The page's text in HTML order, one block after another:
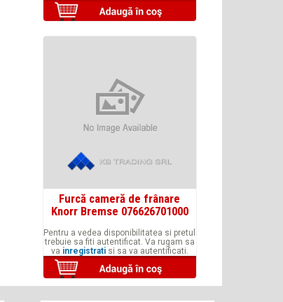
Furcă cameră de frânare
Knorr Bremse 076626701000
Pentru a vedea disponibilitatea si pretul
trebuie sa fiti autentificat. Va rugam sa
va inregistratisi sa va autentificati.